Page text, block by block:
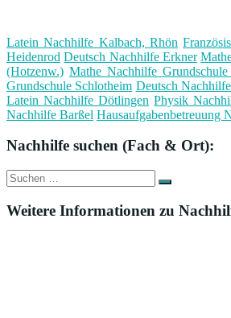
Latein Nachhilfe Kalbach, Rhön
Heidenrod Deutsch Nachhilfe Erkner
(Hotzenw.) Mathe Nachhilfe
Grundschule Schlotheim Deutsch
Latein Nachhilfe Dötlingen Physik
Nachhilfe Barßel Hausaufgabenbetreuung
Nachhilfe suchen (Fach & Ort):
Suche
nach:
Suchen
Weitere Informationen zu